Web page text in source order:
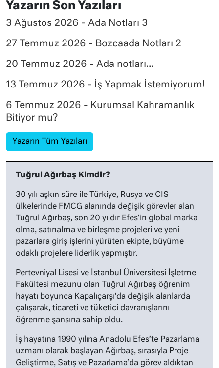
Yazarın Son Yazıları
3 Ağustos 2026 - Ada Notları 3
27 Temmuz 2026 - Bozcaada Notları 2
20 Temmuz 2026 - Ada notları…
13 Temmuz 2026 - İş Yapmak İstemiyorum!
6 Temmuz 2026 - Kurumsal Kahramanlık
Bitiyor mu?
Yazarın Tüm Yazıları
Tuğrul Ağırbaş Kimdir?
30 yılı aşkın süre ile Türkiye, Rusya ve CIS
ülkelerinde FMCG alanında değişik görevler alan
Tuğrul Ağırbaş, son 20 yıldır Efes’in global marka
olma, satınalma ve birleşme projeleri ve yeni
pazarlara giriş işlerini yürüten ekipte, büyüme
odaklı projelere liderlik yapmıştır.
Pertevniyal Lisesi ve İstanbul Üniversitesi İşletme
Fakültesi mezunu olan Tuğrul Ağırbaş öğrenim
hayatı boyunca Kapalıçarşı’da değişik alanlarda
çalışarak, ticareti ve tüketici davranışlarını
öğrenme şansına sahip oldu.
İş hayatına 1990 yılına Anadolu Efes’te Pazarlama
uzmanı olarak başlayan Ağırbaş, sırasıyla Proje
Geliştirme, Satış ve Pazarlama’da görev aldıktan